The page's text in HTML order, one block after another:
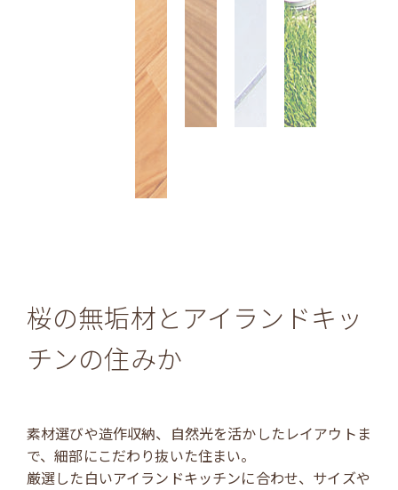
桜の無垢材とアイランドキッ
チンの住みか
素材選びや造作収納、自然光を活かしたレイアウトま
で、細部にこだわり抜いた住まい。
厳選した白いアイランドキッチンに合わせ、サイズや